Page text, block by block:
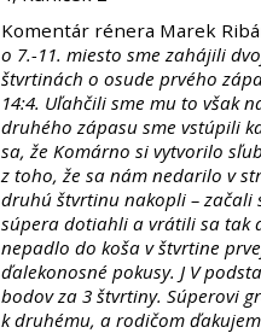
Komentár rénera Marek
o 7.-11. miesto sme zahájili
štvrtinách o osude prvého
14:4. Uľahčili sme mu to však
druhého zápasu sme vstúpili
sa, že Komárno si vytvorilo
z toho, že sa nám nedarilo v
druhú štvrtinu nakopli – začali
súpera dotiahli a vrátili sa tak
nepadlo do koša v štvrtine
ďalekonosné pokusy. J V
bodov za 3 štvrtiny. Súperovi
k druhému, a rodičom